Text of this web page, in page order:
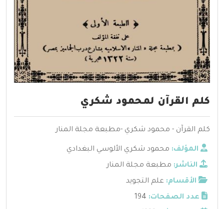
كلم القرآن لمحمود شكري
كلم القرآن - محمود شكري -مطبعة مجلة المنار
المؤلف: محمود شكري الألوسي البغدادي
الناشر: مطبعة مجلة المنار
الأقسام: علم التجويد
عدد الصفحات: 194